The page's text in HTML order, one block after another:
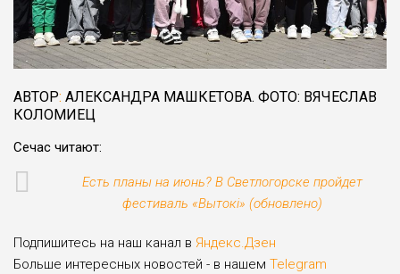
АВТОР: АЛЕКСАНДРА МАШКЕТОВА. ФОТО: ВЯЧЕСЛАВ
КОЛОМИЕЦ
Сечас читают:
Есть планы на июнь? В Светлогорске пройдет
фестиваль «Вытокi» (обновлено)
Подпишитесь на наш канал в Яндекс.Дзен
Больше интересных новостей - в нашем Telegram